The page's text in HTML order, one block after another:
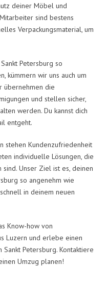
deiner Möbel und
sind bestens
Verpackungsmaterial, um
Petersburg so
kümmern wir uns auch um
übernehmen die
und stellen sicher,
werden. Du kannst dich
entgeht.
stehen Kundenzufriedenheit
individuelle Lösungen, die
Unser Ziel ist es, deinen
so angenehm wie
in deinem neuen
Know-how von
Luzern und erlebe einen
Petersburg. Kontaktiere
Umzug planen!